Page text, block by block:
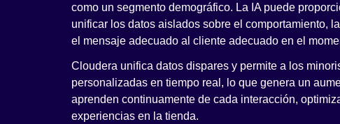
como un segmento demográfico. La IA puede
unificar los datos aislados sobre el comportamiento,
el mensaje adecuado al cliente adecuado en el
Cloudera unifica datos dispares y permite a los
personalizadas en tiempo real, lo que genera un
aprenden continuamente de cada interacción,
experiencias en la tienda.